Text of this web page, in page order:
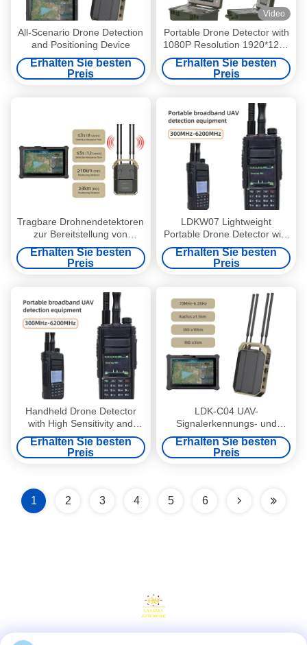
All-Scenario Drone Detection
and Positioning Device
Erhalten Sie besten
Preis
Video
Portable Drone Detector with
1080P Resolution 1920*1200
Pixels and 100W Power
Consumption for UAV
Detection
Erhalten Sie besten
Preis
Tragbare Drohnendetektoren
zur Bereitstellung von
Lösungen für die Erkennung
und Positionierung von UAVs
für Sicherheitsoperationen
Erhalten Sie besten
Preis
LDKW07 Lightweight
Portable Drone Detector with
High Sensitivity and Long
Battery Life for UAV
Detection
Erhalten Sie besten
Preis
Handheld Drone Detector
with High Sensitivity and
Long Battery Life for UAV
Detection LDKW07
Lightweight drone detection
Erhalten Sie besten
Preis
LDK-C04 UAV-
Signalerkennungs- und
Positionierungsausrüstung
für alle Szenarien | 70 MHz-
6,2 GHz
Erhalten Sie besten
Preis
1 2 3 4 5 6